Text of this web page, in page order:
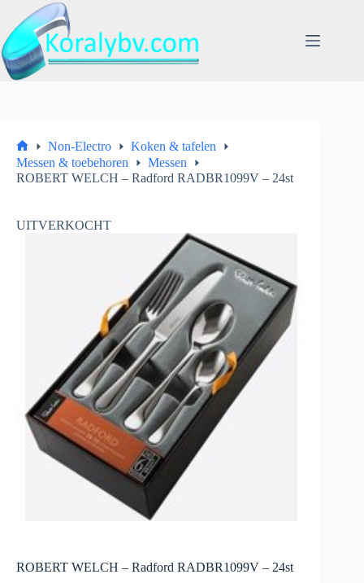
naar
de
inhoud
Home
Non-Electro
Koken & tafelen
Messen & toebehoren
Messen
ROBERT WELCH – Radford RADBR1099V – 24st
UITVERKOCHT
ROBERT WELCH – Radford RADBR1099V – 24st